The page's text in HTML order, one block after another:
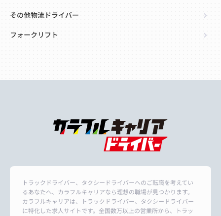
その他物流ドライバー
フォークリフト
トラックドライバー、タクシードライバーへのご転職を考えてい
るあなたへ、カラフルキャリアなら理想の職場が見つかります。
カラフルキャリアは、トラックドライバー、タクシードライバー
に特化した求人サイトです。全国数万以上の営業所から、トラッ